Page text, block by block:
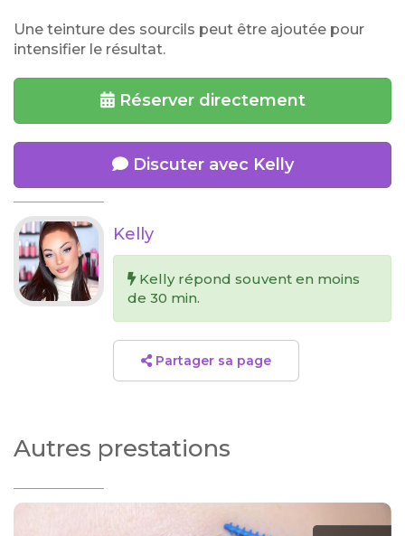
Une teinture des sourcils peut être ajoutée pour
intensifier le résultat.
Réserver directement
Discuter avec Kelly
Kelly
Kelly répond souvent en moins
de 30 min.
Partager sa page
Autres prestations